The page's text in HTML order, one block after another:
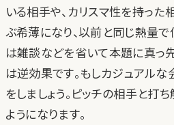
いる相手や、カリスマ性を持っ
ぶ希薄になり、以前と同じ熱量で
は雑談などを省いて本題に真っ
は逆効果です。もしカジュアル
をしましょう。ピッチの相手と打
ようになります。